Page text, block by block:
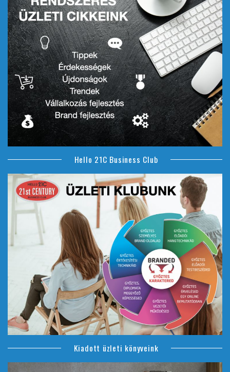
Hello 21C Business Club
Kiadott üzleti könyveink